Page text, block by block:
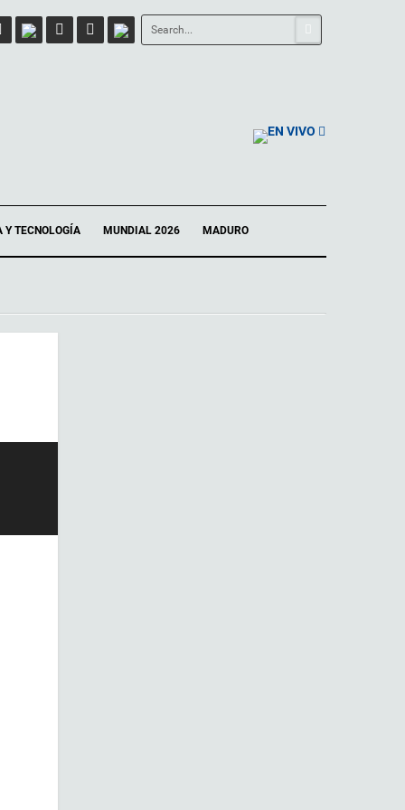
EN VIVO
Y TECNOLOGÍA MUNDIAL 2026 MADURO